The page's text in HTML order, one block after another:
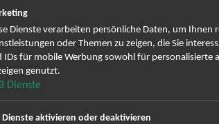
Scharmbeck
an der Stadthalle
und bekanntesten Künstlerinnen
Dienste verarbeiten persönliche Daten, um
oder Themen zu zeigen, die Sie
IDs für mobile Werbung sowohl für personalisierte
genutzt.
3 Dienste
Dienste aktivieren oder deaktivieren